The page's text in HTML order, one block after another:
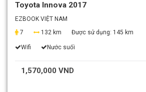
Toyota Innova 2017
EZBOOK VIỆT NAM
7
132 km Được sử dụng: 145 km
Wifi Nước suối
1,570,000 VND